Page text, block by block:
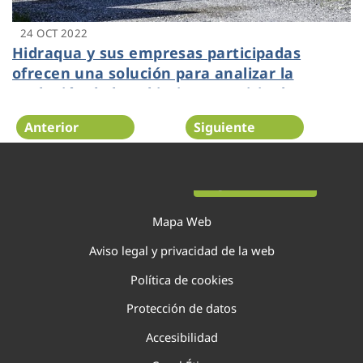
24 OCT 2022
Hidraqua y sus empresas participadas
ofrecen una solución para analizar la
evolución de los objetivos municipales
marcados dentro de la Agenda Urbana
Anterior Siguiente
Mapa Web
Aviso legal y privacidad de la web
Política de cookies
Protección de datos
Accesibilidad